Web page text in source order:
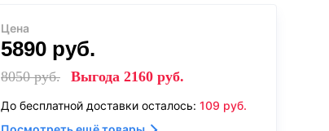
Цена
5890 руб.
8050руб. Выгода 2160 руб.
До бесплатной доставки осталось: 109 руб.